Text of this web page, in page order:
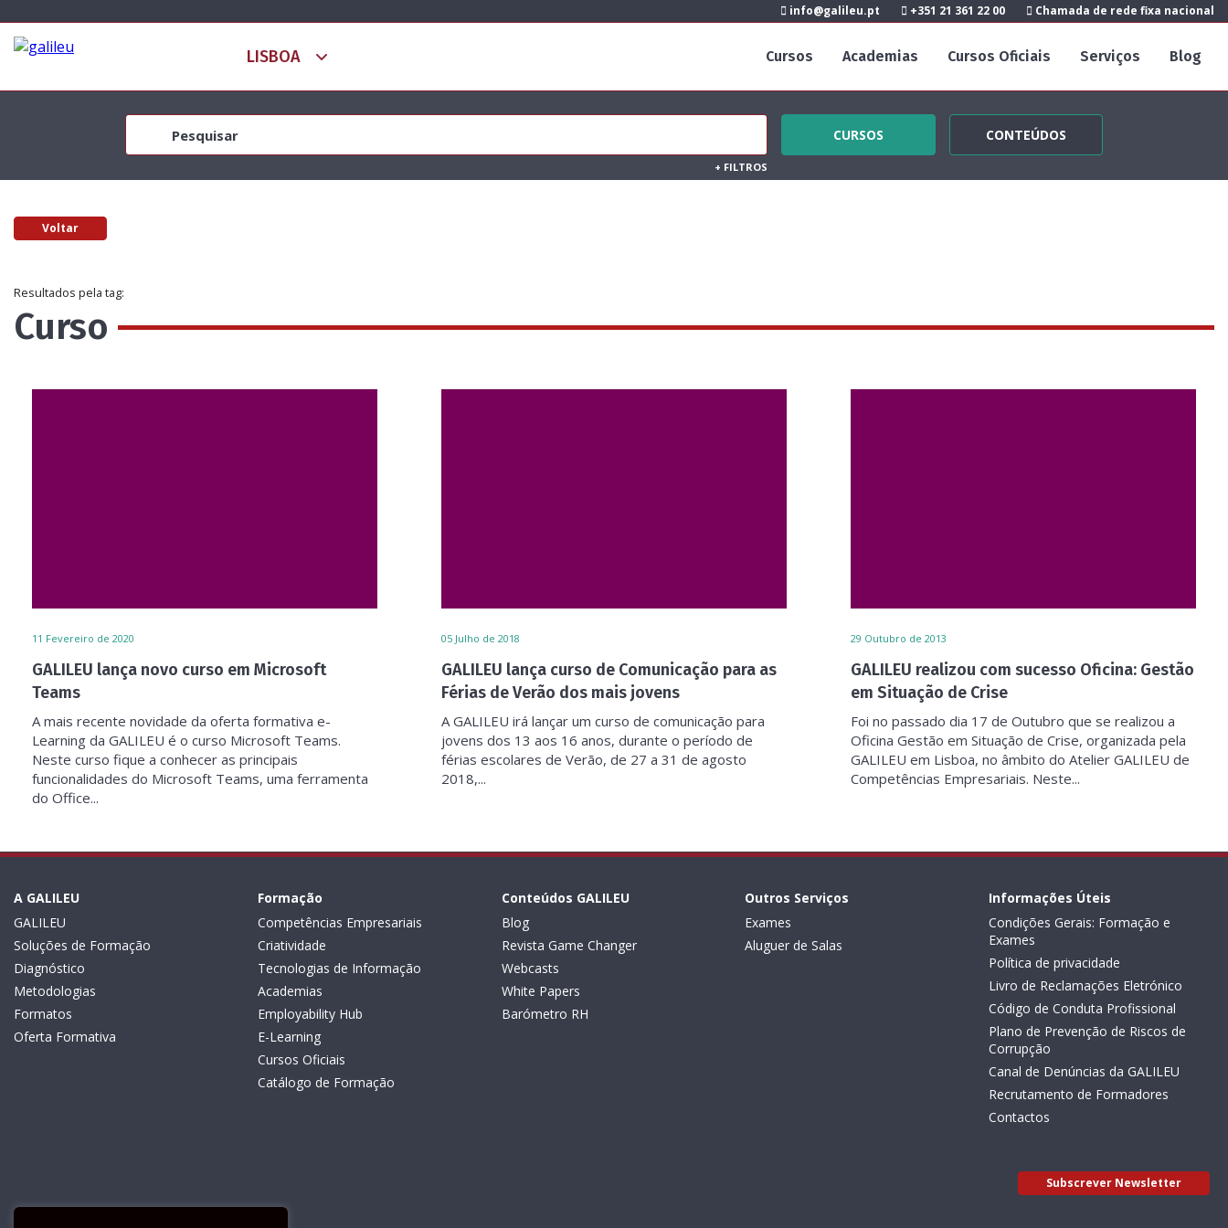
info@galileu.pt +351 21 361 22 00 Chamada de rede fixa nacional
Cursos Academias Cursos Oficiais Serviços Blog
CURSOS CONTEÚDOS
+ FILTROS
Voltar
Resultados pela tag:
Curso
11 Fevereiro de 2020
GALILEU lança novo curso em Microsoft
Teams
A mais recente novidade da oferta formativa e-
Learning da GALILEU é o curso Microsoft Teams.
Neste curso fique a conhecer as principais
funcionalidades do Microsoft Teams, uma ferramenta
do Office...
05 Julho de 2018
GALILEU lança curso de Comunicação para as
Férias de Verão dos mais jovens
A GALILEU irá lançar um curso de comunicação para
jovens dos 13 aos 16 anos, durante o período de
férias escolares de Verão, de 27 a 31 de agosto
2018,...
29 Outubro de 2013
GALILEU realizou com sucesso Oficina: Gestão
em Situação de Crise
Foi no passado dia 17 de Outubro que se realizou a
Oficina Gestão em Situação de Crise, organizada pela
GALILEU em Lisboa, no âmbito do Atelier GALILEU de
Competências Empresariais. Neste...
A GALILEU
GALILEU
Soluções de Formação
Diagnóstico
Metodologias
Formatos
Oferta Formativa
Formação
Competências Empresariais
Criatividade
Tecnologias de Informação
Academias
Employability Hub
E-Learning
Cursos Oficiais
Catálogo de Formação
Conteúdos GALILEU
Blog
Revista Game Changer
Webcasts
White Papers
Barómetro RH
Outros Serviços
Exames
Aluguer de Salas
Informações Úteis
Condições Gerais: Formação e
Exames
Política de privacidade
Livro de Reclamações Eletrónico
Código de Conduta Profissional
Plano de Prevenção de Riscos de
Corrupção
Canal de Denúncias da GALILEU
Recrutamento de Formadores
Contactos
Subscrever Newsletter